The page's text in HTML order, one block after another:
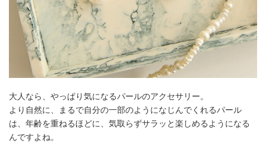
大人なら、やっぱり気になるパールのアクセサリー。
より自然に、まるで自分の一部のようになじんでくれるパール
は、年齢を重ねるほどに、気取らずサラッと楽しめるようになる
んですよね。